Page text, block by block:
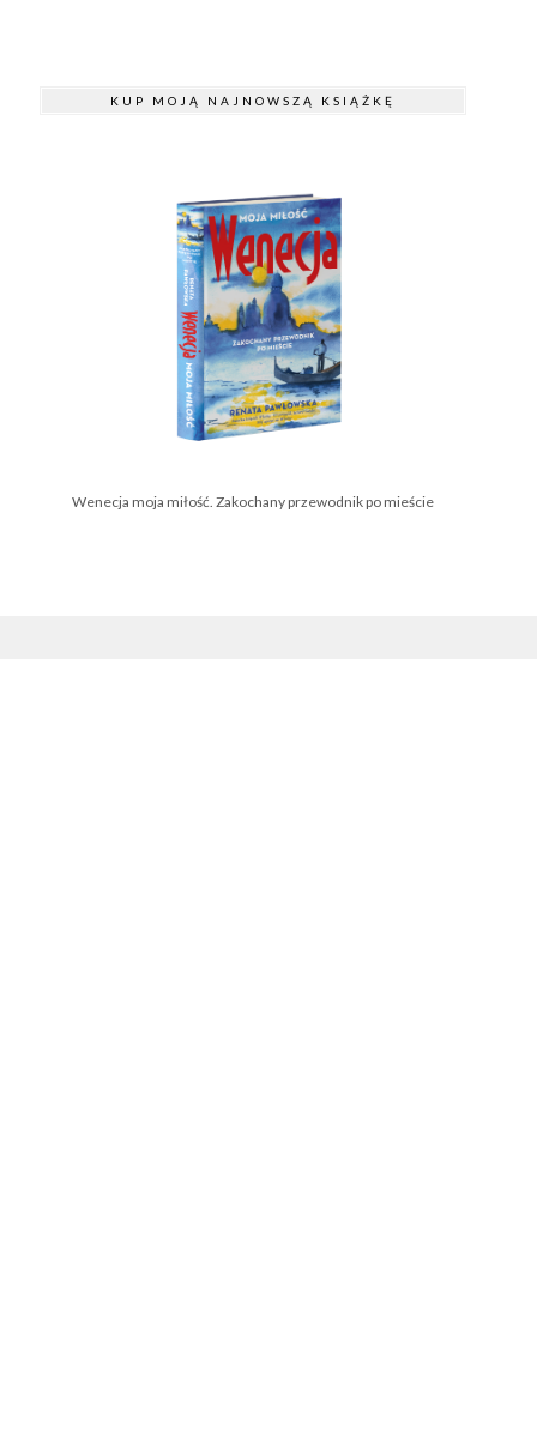
KUP MOJĄ NAJNOWSZĄ KSIĄŻKĘ
Wenecja moja miłość. Zakochany przewodnik po mieście